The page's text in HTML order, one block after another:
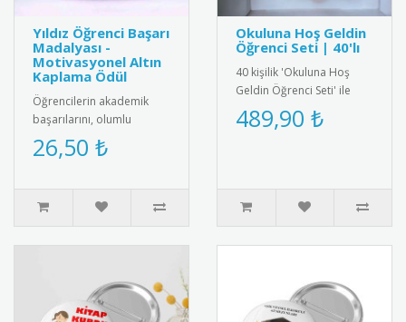
Yıldız Öğrenci Başarı
Madalyası -
Motivasyonel Altın
Kaplama Ödül
Öğrencilerin akademik
başarılarını, olumlu
davranışlarını ve ders içi
performanslarını
26,50 ₺
Okuluna Hoş Geldin
Öğrenci Seti | 40'lı
40 kişilik 'Okuluna Hoş
Geldin Öğrenci Seti' ile
öğrencilerinize özel bir
karşılama yapın. Set, taç,..
489,90 ₺